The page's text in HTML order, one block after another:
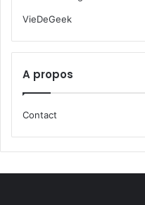
VieDeGeek
A propos
Contact